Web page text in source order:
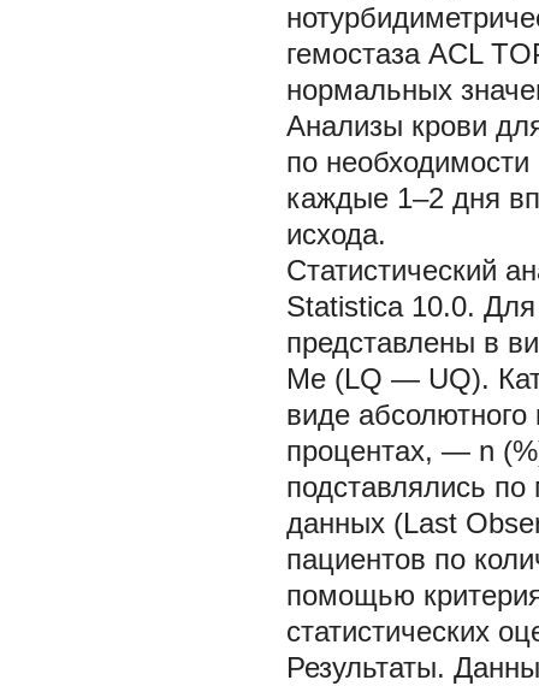
гемостаза ACL
нормальных
Анализы крови
по
каждые 1–2 дня
исхода.
Статистический
Statistica 10.0.
представлены в
Ме (LQ — UQ).
виде
процентах, — n
подставлялись
данных (Last
пациентов по
помощью
статистических
Результаты.